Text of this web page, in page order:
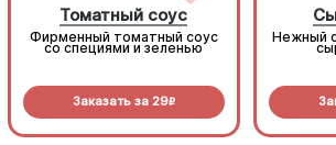
Томатный соус
Фирменный томатный соус
со специями и зеленью
Заказать за 29R
Нежный